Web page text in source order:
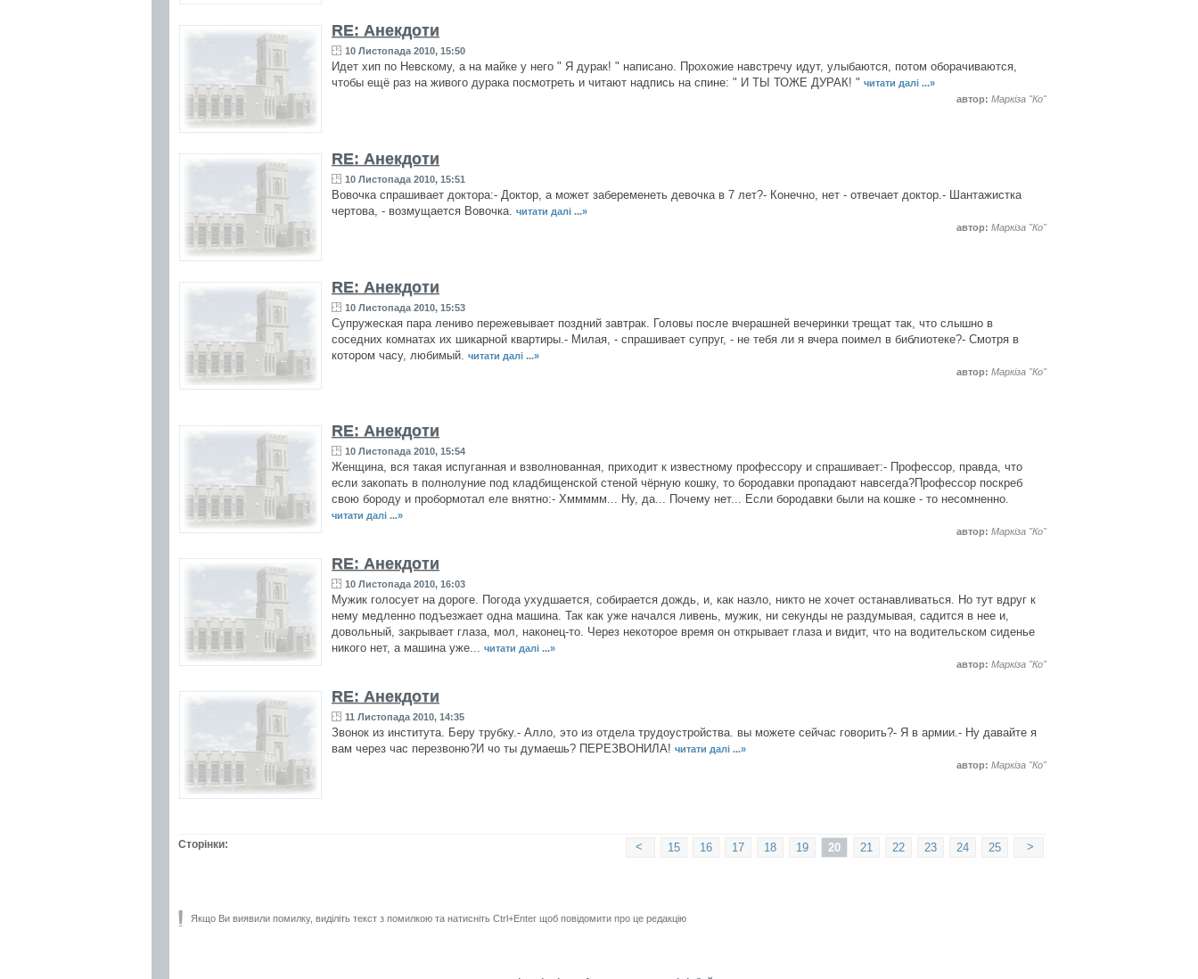
RE: Анекдоти
10 Листопада 2010, 15:50
Идет хип по Невскому, а на майке у него " Я дурак! " написано. Прохожие навстречу идут, улыбаются, потом оборачиваются,
чтобы ещё раз на живого дурака посмотреть и читают надпись на спине: " И ТЫ ТОЖЕ ДУРАК! " читати далі ...»
автор: Маркіза "Ко"
RE: Анекдоти
10 Листопада 2010, 15:51
Вовочка спрашивает доктора:- Доктор, а может забеременеть девочка в 7 лет?- Конечно, нет - отвечает доктор.- Шантажистка
чертова, - возмущается Вовочка. читати далі ...»
автор: Маркіза "Ко"
RE: Анекдоти
10 Листопада 2010, 15:53
Супружеская пара лениво пережевывает поздний завтрак. Головы после вчерашней вечеринки трещат так, что слышно в
соседних комнатах их шикарной квартиры.- Милая, - спрашивает супруг, - не тебя ли я вчера поимел в библиотеке?- Смотря в
котором часу, любимый. читати далі ...»
автор: Маркіза "Ко"
RE: Анекдоти
10 Листопада 2010, 15:54
Женщина, вся такая испуганная и взволнованная, приходит к известному профессору и спрашивает:- Профессор, правда, что
если закопать в полнолуние под кладбищенской стеной чёрную кошку, то бородавки пропадают навсегда?Профессор поскреб
свою бороду и пробормотал еле внятно:- Хммммм... Ну, да... Почему нет... Если бородавки были на кошке - то несомненно.
читати далі ...»
автор: Маркіза "Ко"
RE: Анекдоти
10 Листопада 2010, 16:03
Мужик голосует на дороге. Погода ухудшается, собирается дождь, и, как назло, никто не хочет останавливаться. Но тут вдруг к
нему медленно подъезжает одна машина. Так как уже начался ливень, мужик, ни секунды не раздумывая, садится в нее и,
довольный, закрывает глаза, мол, наконец-то. Через некоторое время он открывает глаза и видит, что на водительском сиденье
никого нет, а машина уже... читати далі ...»
автор: Маркіза "Ко"
RE: Анекдоти
11 Листопада 2010, 14:35
Звонок из института. Беру трубку.- Алло, это из отдела трудоустройства. вы можете сейчас говорить?- Я в армии.- Ну давайте я
вам через час перезвоню?И чо ты думаешь? ПЕРЕЗВОНИЛА! читати далі ...»
автор: Маркіза "Ко"
Сторінки: >
25
24
23
22
21
20
19
18
17
16
15
<
Якщо Ви виявили помилку, виділіть текст з помилкою та натисніть Ctrl+Enter щоб повідомити про це редакцію